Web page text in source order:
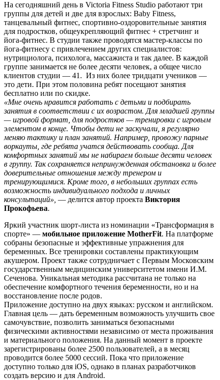
На сегодняшний день в Victoria Fitness Studio работают три
группы для детей и две для взрослых: Baby Fitness,
танцевальный фитнес, спортивно-оздоровительные занятия
для подростков, общеукрепляющий фитнес + стретчинг и
йога-фитнес. В студии также проводятся мастер-классы по
йога-фитнесу с привлечением других специалистов:
нутрициолога, психолога, массажиста и так далее. В каждой
группе занимается не более десяти человек, а общее число
клиентов студии — 41. Из них более тридцати учеников —
это дети. При этом половина ребят посещают занятия
бесплатно или по скидке.
«Мне очень нравится работать с детьми и подбирать
занятия в соответствии с их возрастом. Для младшей группы
— игровой формат, для подростков — тренировки с игровым
элементом в конце. Чтобы дети не заскучали, я регулярно
меняю тактику и план занятий. Например, провожу парные
воркауты, где ребята учатся действовать сообща. Для
комфортных занятий мы не набираем больше десяти человек
в группу. Так сохраняется непринужденная обстановка и более
доверительные отношения между тренером и
тренирующимися. Кроме того, в небольших группах есть
возможность индивидуального подхода и личных
консультаций», — делится автор проекта Виктория
Прокофьева.
Яркий участник шорт-листа из номинации «Трансформация в
спорте» — мобильное приложение MotherFit. На платформе
собраны безопасные и эффективные упражнения для
беременных. Все тренировки составлены практикующим
акушером. Проект также сотрудничает с Первым Московским
государственным медицинским университетом имени И.М.
Сеченова. Уникальная методика рассчитана не только на
обеспечение комфортного течения беременности, но и на
восстановление после родов.
Приложение доступно на двух языках: русском и английском.
Главная цель — дать беременным возможность улучшить свое
самочувствие, позволить заниматься безопасными
физическими активностями независимо от места проживания
и материального положения. На данный момент в проекте
зарегистрированы более 2500 пользователей, а в месяц
проводится более 5000 сессий. Пока что приложение
доступно только для iOS, однако в планах разработчиков
создать версию и для Android.